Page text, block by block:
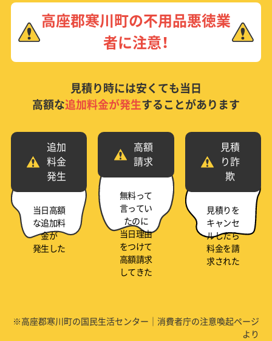
高座郡寒川町の不用品悪徳業
者に注意！
見積り時には安くても当日
高額な追加料金が発生することがあります
追加
料金
発生
当日高額
な追加料
金が
発生した
高額
請求
無料って
言ってい
たのに
当日理由
をつけて
高額請求
してきた
見積
り詐
欺
見積りを
キャンセ
ルしたら
料金を請
求された
※高座郡寒川町の国民生活センター｜消費者庁の注意喚起ページ
より